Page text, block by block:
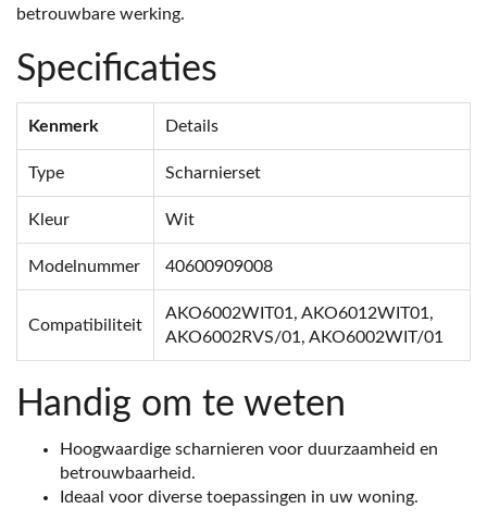
betrouwbare werking.
Specificaties
Kenmerk Details
Type Scharnierset
Kleur Wit
Modelnummer 40600909008
Compatibiliteit
AKO6002WIT01, AKO6012WIT01,
AKO6002RVS/01, AKO6002WIT/01
Handig om te weten
Hoogwaardige scharnieren voor duurzaamheid en
betrouwbaarheid.
Ideaal voor diverse toepassingen in uw woning.